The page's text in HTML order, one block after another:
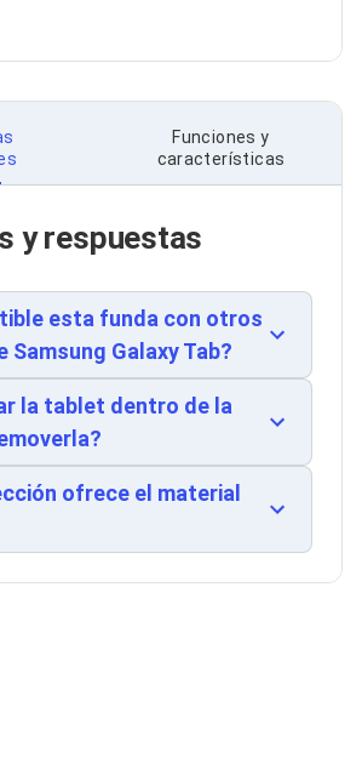
Videovigilancia
para PC
para Laptop
para Monitores
de Trabajo
PC
Servidores
Laptop
entornos corporativos,
con Samsung Galaxy Tab A8,
garantizada y
Funciones y
características
y respuestas
esta funda con otros
Samsung Galaxy Tab?
la tablet dentro de la
ofrece el material